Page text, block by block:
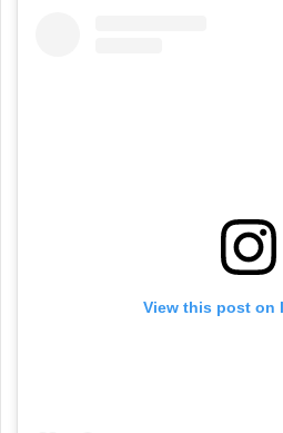
View this post on